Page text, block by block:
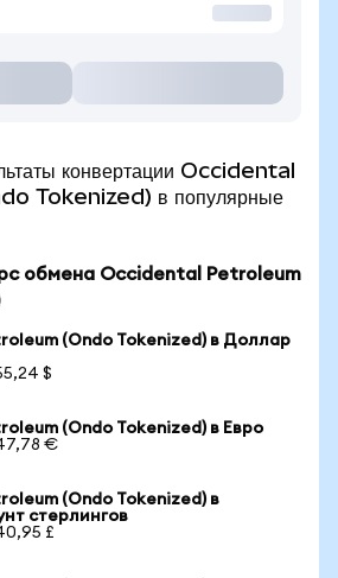
конвертации Occidental
Tokenized) в популярные
обмена Occidental Petroleum
(Ondo Tokenized) в Доллар
$
(Ondo Tokenized) в Евро
€
(Ondo Tokenized) в
стерлингов
£